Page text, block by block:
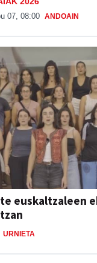
07, 08:00 ANDOAIN
euskaltzaleen
URNIETA